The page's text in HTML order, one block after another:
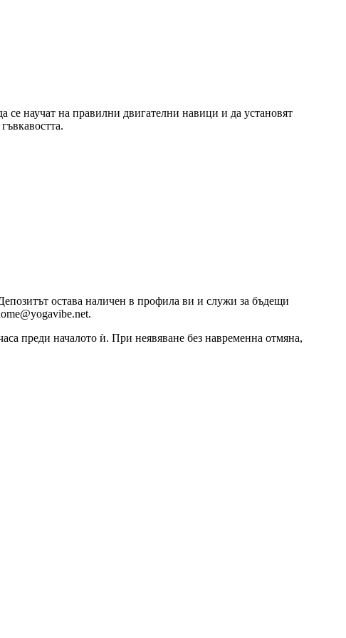
се научат на правилни двигателни навици и да установят
остава наличен в профила ви и служи за бъдещи
преди началото ѝ. При неявяване без навременна отмяна,